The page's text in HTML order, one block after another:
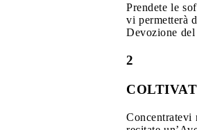
Prendete le
vi permetterà
Devozione
2
Concentratevi